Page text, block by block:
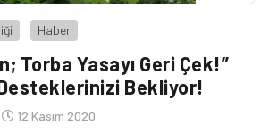
Haber
Torba Yasayı Geri Çek!”
Bekliyor!
12 Kasım 2020